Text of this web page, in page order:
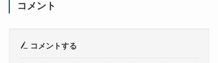
コメント
コメントする